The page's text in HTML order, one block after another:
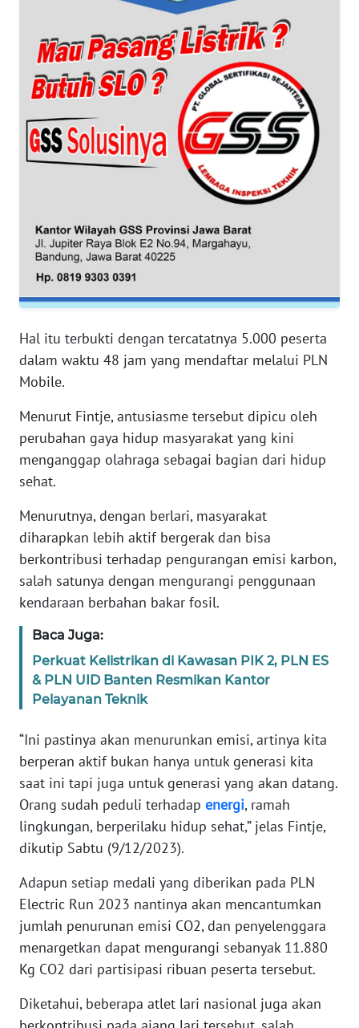
Hal itu terbukti dengan tercatatnya 5.000 peserta
dalam waktu 48 jam yang mendaftar melalui PLN
Mobile.
Menurut Fintje, antusiasme tersebut dipicu oleh
perubahan gaya hidup masyarakat yang kini
menganggap olahraga sebagai bagian dari hidup
sehat.
Menurutnya, dengan berlari, masyarakat
diharapkan lebih aktif bergerak dan bisa
berkontribusi terhadap pengurangan emisi karbon,
salah satunya dengan mengurangi penggunaan
kendaraan berbahan bakar fosil.
Baca Juga:
Perkuat Kelistrikan di Kawasan PIK 2, PLN ES
& PLN UID Banten Resmikan Kantor
Pelayanan Teknik
“Ini pastinya akan menurunkan emisi, artinya kita
berperan aktif bukan hanya untuk generasi kita
saat ini tapi juga untuk generasi yang akan datang.
Orang sudah peduli terhadap energi, ramah
lingkungan, berperilaku hidup sehat,” jelas Fintje,
dikutip Sabtu (9/12/2023).
Adapun setiap medali yang diberikan pada PLN
Electric Run 2023 nantinya akan mencantumkan
jumlah penurunan emisi CO2, dan penyelenggara
menargetkan dapat mengurangi sebanyak 11.880
Kg CO2 dari partisipasi ribuan peserta tersebut.
Diketahui, beberapa atlet lari nasional juga akan
WN
NTT
WN
KEPRI
WN
PAPUA
BARAT
WN
WN
SERAMBI
WN
JAMBI
WN
WN
NTB
WN
SULTENG
WN
SULBAR
SUMBAR
WN
SUMSEL
WN
BENGKULU
WN
LAMPUNG
WN